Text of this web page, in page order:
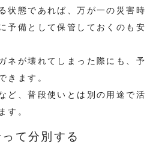
状態であれば、万が一の災害時
予備として保管しておくのも安
ネが壊れてしまった際にも、予
きます。
ど、普段使いとは別の用途で活
す。
て分別する